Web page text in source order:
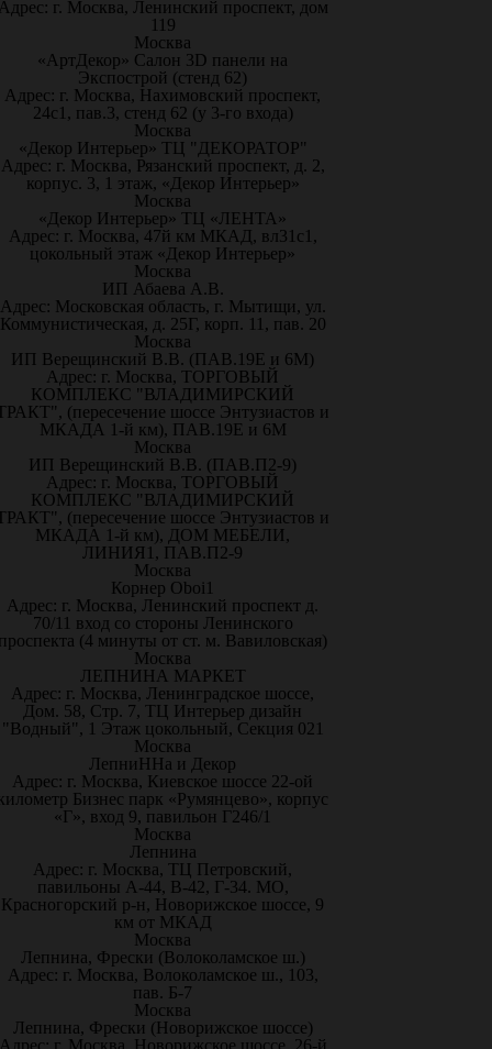
г. Москва, Ленинский проспект, дом
119
Москва
«АртДекор» Салон 3D панели на
Экспострой (стенд 62)
Адрес: г. Москва, Нахимовский проспект,
24с1, пав.3, стенд 62 (у 3-го входа)
Москва
«Декор Интерьер» ТЦ "ДЕКОРАТОР"
Адрес: г. Москва, Рязанский проспект, д. 2,
корпус. 3, 1 этаж, «Декор Интерьер»
Москва
«Декор Интерьер» ТЦ «ЛЕНТА»
Адрес: г. Москва, 47й км МКАД, вл31с1,
цокольный этаж «Декор Интерьер»
Москва
ИП Абаева А.В.
Адрес: Московская область, г. Мытищи, ул.
Коммунистическая, д. 25Г, корп. 11, пав. 20
Москва
ИП Верещинский В.В. (ПАВ.19Е и 6М)
Адрес: г. Москва, ТОРГОВЫЙ
КОМПЛЕКС "ВЛАДИМИРСКИЙ
(пересечение шоссе Энтузиастов и
МКАДА 1-й км), ПАВ.19Е и 6М
Москва
ИП Верещинский В.В. (ПАВ.П2-9)
Адрес: г. Москва, ТОРГОВЫЙ
КОМПЛЕКС "ВЛАДИМИРСКИЙ
(пересечение шоссе Энтузиастов и
МКАДА 1-й км), ДОМ МЕБЕЛИ,
ЛИНИЯ1, ПАВ.П2-9
Москва
Корнер Oboi1
Адрес: г. Москва, Ленинский проспект д.
70/11 вход со стороны Ленинского
(4 минуты от ст. м. Вавиловская)
Москва
ЛЕПНИНА МАРКЕТ
Адрес: г. Москва, Ленинградское шоссе,
Дом. 58, Стр. 7, ТЦ Интерьер дизайн
"Водный", 1 Этаж цокольный, Секция 021
Москва
ЛепниННа и Декор
Адрес: г. Москва, Киевское шоссе 22-ой
Бизнес парк «Румянцево», корпус
«Г», вход 9, павильон Г246/1
Москва
Лепнина
Адрес: г. Москва, ТЦ Петровский,
павильоны А-44, В-42, Г-34. МО,
Красногорский р-н, Новорижское шоссе, 9
км от МКАД
Москва
Лепнина, Фрески (Волоколамское ш.)
Адрес: г. Москва, Волоколамское ш., 103,
пав. Б-7
Москва
Лепнина, Фрески (Новорижское шоссе)
г. Москва, Новорижское шоссе, 26-й